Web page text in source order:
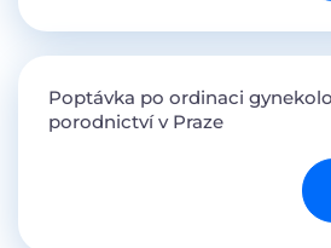
Poptávka po ordinaci
porodnictví v Praze